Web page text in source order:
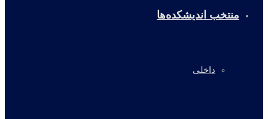
منتخب اندیشکده‌ها
داخلی